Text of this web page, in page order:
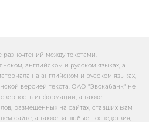
между текстами,
английском и русском языках, а
на английском и русском языках,
версией текста. ОАО "Эвокабанк" не
информации, а также
размещенных на сайтах, ставших Вам
сайте, а также за любые последствия,